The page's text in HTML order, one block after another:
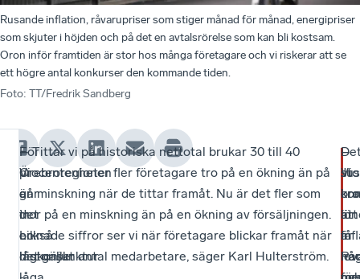
Rusande inflation, råvarupriser som stiger månad för månad, energipriser
som skjuter i höjden och på det en avtalsrörelse som kan bli kostsam.
Oron inför framtiden är stor hos många företagare och vi riskerar att se
ett högre antal konkurser den kommande tiden.
Foto: TT/Fredrik Sandberg
–
Vi
går
in
en
lågkonjunktur
För
Örebroregionen
är
det
också
historiskt
– Tittar vi på historiska nettotal brukar 30 till 40
procentenheter fler företagare tro på en ökning än på
en minskning när de tittar framåt. Nu är det fler som
tror på en minskning än på en ökning av försäljningen.
Liknade siffror ser vi när företagare blickar framåt när
det gäller antal medarbetare, säger Karl Hulterström.
är
–
Vi
att
få
–
är